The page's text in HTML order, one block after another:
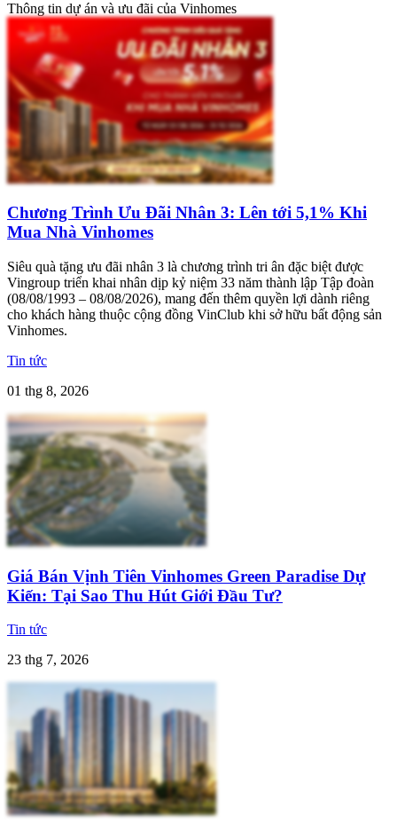
Thông tin dự án và ưu đãi của Vinhomes
Chương Trình Ưu Đãi Nhân 3: Lên tới 5,1% Khi
Mua Nhà Vinhomes
Siêu quà tặng ưu đãi nhân 3 là chương trình tri ân đặc biệt được
Vingroup triển khai nhân dịp kỷ niệm 33 năm thành lập Tập đoàn
(08/08/1993 – 08/08/2026), mang đến thêm quyền lợi dành riêng
cho khách hàng thuộc cộng đồng VinClub khi sở hữu bất động sản
Vinhomes.
Tin tức
01 thg 8, 2026
Giá Bán Vịnh Tiên Vinhomes Green Paradise Dự
Kiến: Tại Sao Thu Hút Giới Đầu Tư?
Tin tức
23 thg 7, 2026